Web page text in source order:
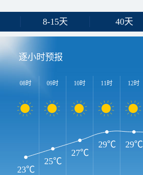
8-15天 40天
逐小时预报
08时 09时 10时 11时 12时
23℃
25℃
27℃
29℃ 29℃